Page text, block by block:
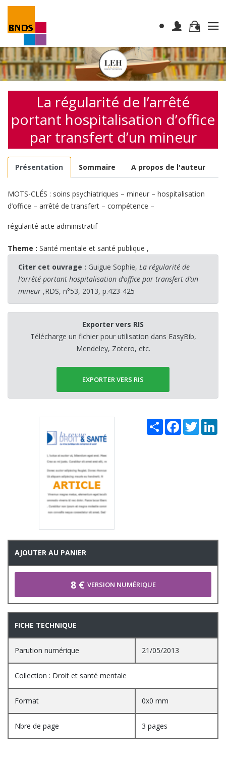
La régularité de l’arrêté
portant hospitalisation d’office
par transfert d’un mineur
Présentation Sommaire A propos de l'auteur
MOTS-CLÉS : soins psychiatriques – mineur – hospitalisation
d’office – arrêté de transfert – compétence –
régularité acte administratif
Theme : Santé mentale et santé publique ,
Citer cet ouvrage : Guigue Sophie, La régularité de
l’arrêté portant hospitalisation d’office par transfert d’un
mineur ,RDS, n°53, 2013, p.423-425
Exporter vers RIS
Télécharge un fichier pour utilisation dans EasyBib,
Mendeley, Zotero, etc.
EXPORTER VERS RIS
Share Facebook
Twitter
AJOUTER AU PANIER
8 € VERSION NUMÉRIQUE
FICHE TECHNIQUE
Parution numérique 21/05/2013
Collection : Droit et santé mentale
Format 0x0 mm
Nbre de page 3 pages